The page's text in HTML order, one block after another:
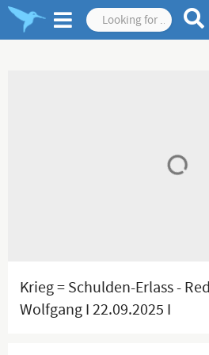
Krieg = Schulden-Erlass -
Wolfgang I 22.09.2025 I